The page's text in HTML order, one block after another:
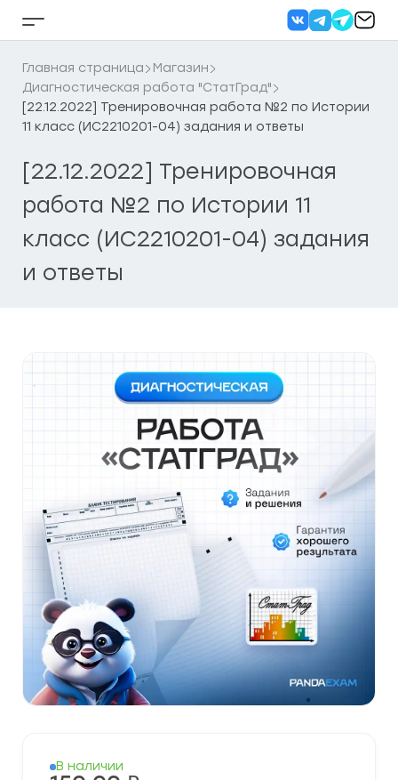
Кнопка
бокового
меню
Главная страница
Магазин
Диагностическая работа "СтатГрад"
[22.12.2022] Тренировочная работа №2 по Истории
11 класс (ИС2210201-04) задания и ответы
[22.12.2022] Тренировочная
работа №2 по Истории 11
класс (ИС2210201-04) задания
и ответы
В наличии